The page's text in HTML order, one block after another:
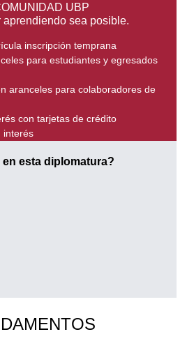
UBP
aprendiendo sea posible.
inscripción temprana
para estudiantes y egresados
aranceles para colaboradores de
con tarjetas de crédito
interés
esta diplomatura?